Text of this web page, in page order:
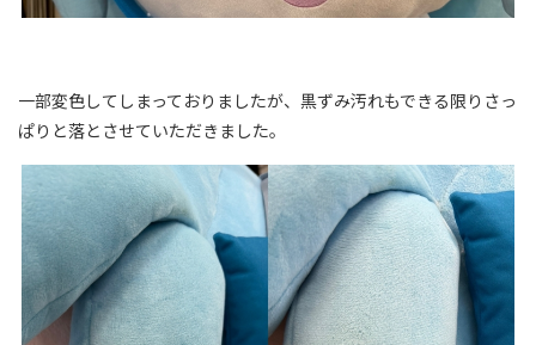
一部変色してしまっておりましたが、黒ずみ汚れもできる限りさっ
ぱりと落とさせていただきました。